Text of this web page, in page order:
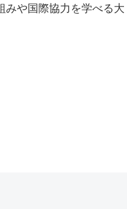
みや国際協力を学べる大